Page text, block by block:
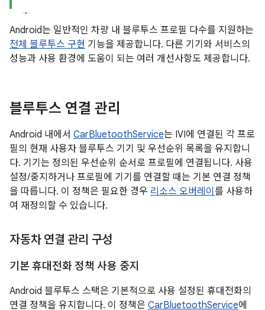
Android는 일반적인 차량 내 블루투스 프로필 다수를 지원하는
전체 블루투스 구현 기능을 제공합니다. 다른 기기와 서비스의
성능과 사용 환경에 도움이 되는 여러 개선사항도 제공합니다.
블루투스 연결 관리
Android 내에서 CarBluetoothService는 IVI에 연결된 각 프로
필의 현재 사용자 블루투스 기기 및 우선순위 목록을 유지합니
다. 기기는 정의된 우선순위 순서로 프로필에 연결됩니다. 사용
설정/중지하거나 프로필에 기기를 연결할 때는 기본 연결 정책
을 따릅니다. 이 정책은 필요한 경우 리소스 오버레이 를 사용하
여 재정의할 수 있습니다.
자동차 연결 관리 구성
기본 휴대전화 정책 사용 중지
Android 블루투스 스택은 기본적으로 사용 설정된 휴대전화의
연결 정책을 유지합니다. 이 정책은 CarBluetoothService에